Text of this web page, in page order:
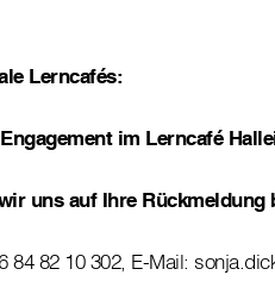
Lerncafés:
im Lerncafé
uns auf Ihre Rückmeldung
84 82 10 302, E-Mail: